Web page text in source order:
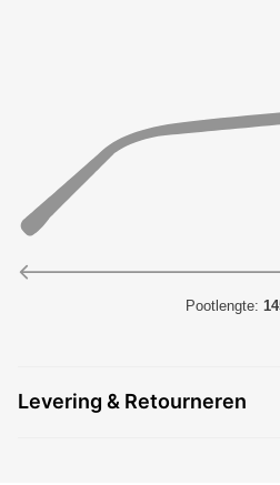
Pootlengte:
Levering & Retourneren